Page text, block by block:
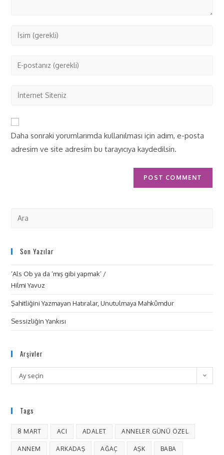
Daha sonraki yorumlarımda kullanılması için adım, e-posta
adresim ve site adresim bu tarayıcıya kaydedilsin.
Son Yazılar
‘Als Ob ya da ‘mış gibi yapmak’ /
Hilmi Yavuz
Şahitliğini Yazmayan Hatıralar, Unutulmaya Mahkûmdur
Sessizliğin Yankısı
Arşivler
Ay seçin
Tags
8 MART ACI ADALET ANNELER GÜNÜ ÖZEL
ANNEM ARKADAŞ AĞAÇ AŞK BABA